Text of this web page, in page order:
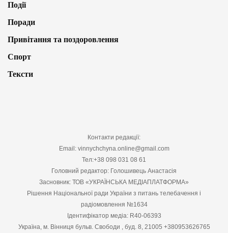
Події
Поради
Привітання та поздоровлення
Спорт
Тексти
Контакти редакції:
Email: vinnychchyna.online@gmail.com
Тел:+38 098 031 08 61
Головний редактор: Голошивець Анастасія
Засновник: ТОВ «УКРАЇНСЬКА МЕДІАПЛАТФОРМА»
Рішення Національної ради України з питань телебачення і
радіомовлення №1634
Ідентифікатор медіа: R40-06393
Україна, м. Вінниця бульв. Свободи , буд. 8, 21005 +380953626765